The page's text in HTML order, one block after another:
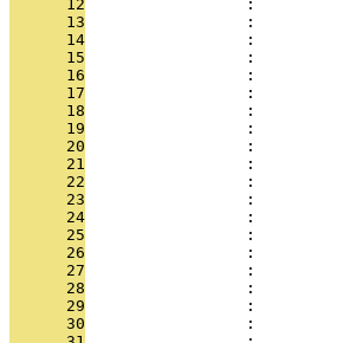
      12
:
      13
:
      14
:
      15
:
      16
:
      17
:
      18
:
      19
:
      20
:
      21
:
      22
:
      23
:
      24
:
      25
:
      26
:
      27
:
      28
:
      29
:
      30
: